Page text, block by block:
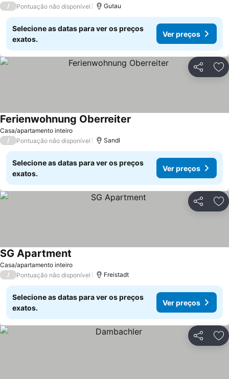
/ Pontuação não disponível Gutau
Selecione as datas para ver os preços
exatos.
Ver preços
Partilhar
Casa/apartamento inteiro
Ferienwohnung Oberreiter
/ Pontuação não disponível Sandl
Selecione as datas para ver os preços
exatos.
Ver preços
Partilhar
Casa/apartamento inteiro
SG Apartment
/ Pontuação não disponível Freistadt
Selecione as datas para ver os preços
exatos.
Ver preços
Partilhar